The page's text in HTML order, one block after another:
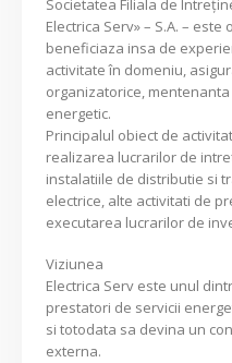
Societatea Filiala de
Electrica Serv» – S.A. –
beneficiaza insa de
activitate în domeniu,
organizatorice,
energetic.
Principalul obiect de
realizarea lucrarilor de
instalatiile de distributie si
electrice, alte activitati de
executarea lucrarilor de
Viziunea
Electrica Serv este unul
prestatori de servicii
si totodata sa devina un
externa.